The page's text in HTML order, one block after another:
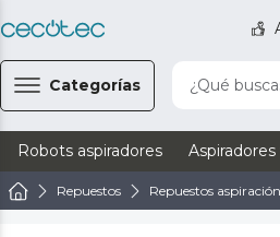
Categorías ¿Qué
Robots aspiradores
Repuestos Repuestos aspiración